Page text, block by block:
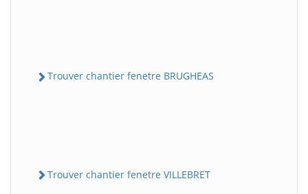
Trouver chantier fenetre BRUGHEAS
Trouver chantier fenetre VILLEBRET